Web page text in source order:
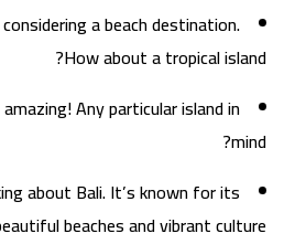
a beach destination.
How about a tropical island?
Any particular island in
mind?
about Bali. It’s known for its
beaches and vibrant culture.